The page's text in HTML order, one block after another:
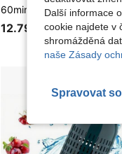
12.79€
Další informace
cookie najdete v
shromážděná
naše Zásady
Spravovat